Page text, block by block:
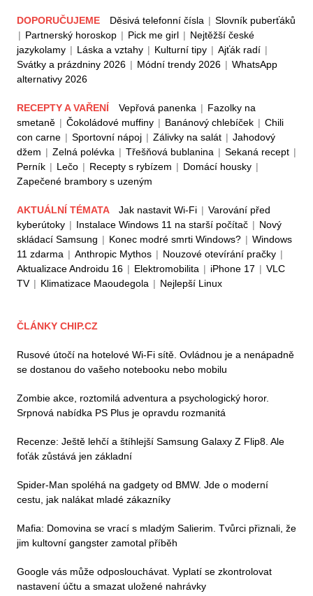
DOPORUČUJEME Děsivá telefonní čísla | Slovník puberťáků
| Partnerský horoskop | Pick me girl | Nejtěžší české
jazykolamy | Láska a vztahy | Kulturní tipy | Ajťák radí |
Svátky a prázdniny 2026 | Módní trendy 2026 | WhatsApp
alternativy 2026
RECEPTY A VAŘENÍ Vepřová panenka | Fazolky na
smetaně | Čokoládové muffiny | Banánový chlebíček | Chili
con carne | Sportovní nápoj | Zálivky na salát | Jahodový
džem | Zelná polévka | Třešňová bublanina | Sekaná recept |
Perník | Lečo | Recepty s rybízem | Domácí housky |
Zapečené brambory s uzeným
AKTUÁLNÍ TÉMATA Jak nastavit Wi-Fi | Varování před
kyberútoky | Instalace Windows 11 na starší počítač | Nový
skládací Samsung | Konec modré smrti Windows? | Windows
11 zdarma | Anthropic Mythos | Nouzové otevírání pračky |
Aktualizace Androidu 16 | Elektromobilita | iPhone 17 | VLC
TV | Klimatizace Maoudegola | Nejlepší Linux
ČLÁNKY CHIP.CZ
Rusové útočí na hotelové Wi-Fi sítě. Ovládnou je a nenápadně
se dostanou do vašeho notebooku nebo mobilu
Zombie akce, roztomilá adventura a psychologický horor.
Srpnová nabídka PS Plus je opravdu rozmanitá
Recenze: Ještě lehčí a štíhlejší Samsung Galaxy Z Flip8. Ale
foťák zůstává jen základní
Spider-Man spoléhá na gadgety od BMW. Jde o moderní
cestu, jak nalákat mladé zákazníky
Mafia: Domovina se vrací s mladým Salierim. Tvůrci přiznali, že
jim kultovní gangster zamotal příběh
Google vás může odposlouchávat. Vyplatí se zkontrolovat
nastavení účtu a smazat uložené nahrávky